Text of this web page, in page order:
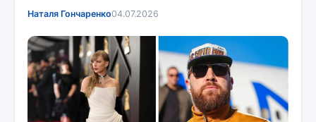
Наталя Гончаренко04.07.2026